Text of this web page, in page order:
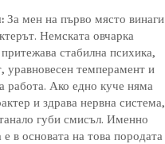
За мен на първо място винаги
Немската овчарка
стабилна психика,
уравновесен темперамент и
работа. Ако едно куче няма
и здрава нервна система,
губи смисъл. Именно
е в основата на това породата